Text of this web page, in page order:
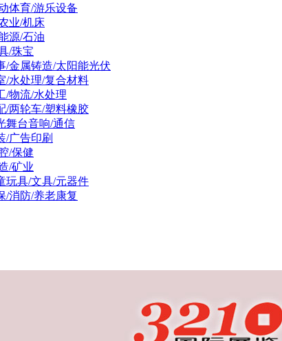
体育/游乐设备
业/机床
源/石油
/珠宝
/金属铸造/太阳能光伏
/水处理/复合材料
/物流/水处理
/两轮车/塑料橡胶
舞台音响/通信
/广告印刷
/保健
/矿业
玩具/文具/元器件
/消防/养老康复